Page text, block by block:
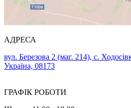
АДРЕСА
вул. Березова 2 (маг. 214), с.
Україна, 08173
ГРАФІК РОБОТИ